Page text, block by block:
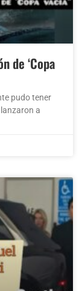
de ‘Copa
pudo tener
a